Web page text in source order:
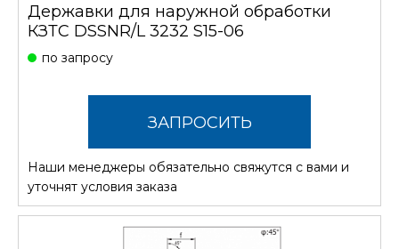
Державки для наружной обработки
КЗТС DSSNR/L 3232 S15-06
по запросу
ЗАПРОСИТЬ
СТОИМОСТЬ
Наши менеджеры обязательно свяжутся с вами и
уточнят условия заказа